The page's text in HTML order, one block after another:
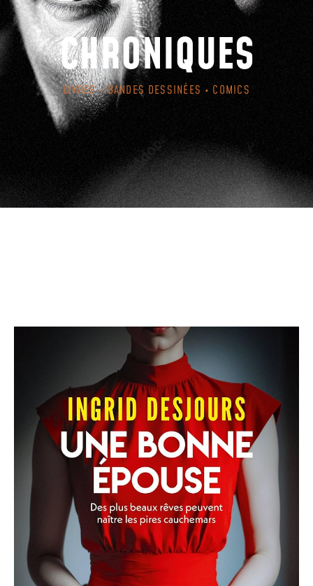
CHRONIQUES
LIVRES • BANDES DESSINÉES • COMICS